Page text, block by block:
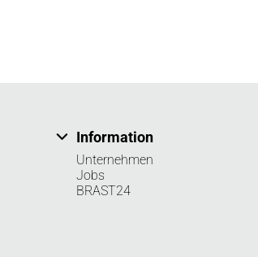
Information
Unternehmen
Jobs
BRAST24